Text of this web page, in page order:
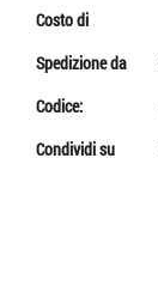
Costo di
Spedizione da
Codice:
Condividi su